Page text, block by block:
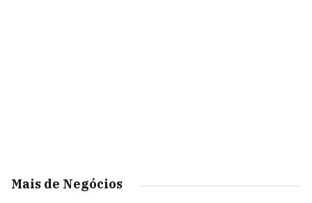
Mais de Negócios